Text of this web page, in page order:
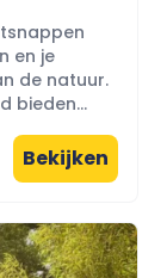
en je
de natuur.
bieden...
Bekijken